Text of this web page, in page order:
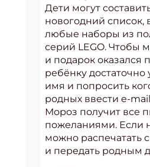
Дети могут
новогодний список,
любые наборы из
серий LEGO. Чтобы
и подарок оказался
ребёнку достаточно
имя и попросить
родных ввести e-
Мороз получит все
пожеланиями. Если
можно распечатать
и передать родным